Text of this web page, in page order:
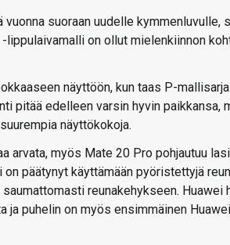
suoraan uudelle kymmenluvulle,
on ollut mielenkiinnon
näyttöön, kun taas P-
pitää edelleen varsin hyvin paikkansa,
näyttökokoja.
arvata, myös Mate 20 Pro pohjautuu
päätynyt käyttämään pyöristettyjä
reunakehykseen. Huawei
ja puhelin on myös ensimmäinen